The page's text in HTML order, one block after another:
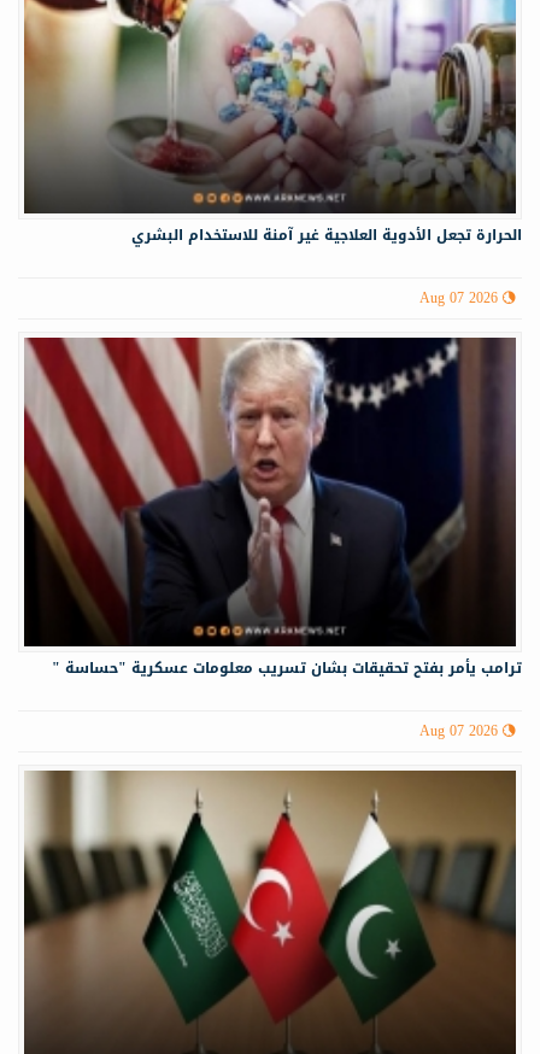
الحرارة تجعل الأدوية العلاجية غير آمنة للاستخدام البشري
Aug 07 2026
ترامب يأمر بفتح تحقيقات بشان تسريب معلومات عسكرية "حساسة "
Aug 07 2026